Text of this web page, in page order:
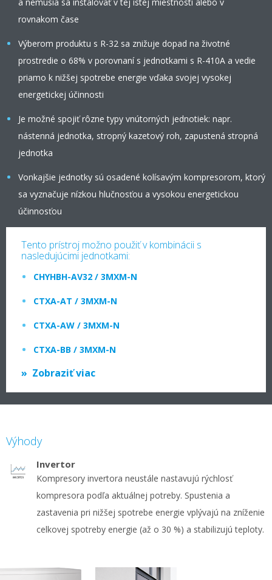
rovnakom čase
Výberom produktu s R-32 sa znižuje dopad na životné
prostredie o 68% v porovnaní s jednotkami s R-410A a vedie
priamo k nižšej spotrebe energie vďaka svojej vysokej
energetickej účinnosti
Je možné spojiť rôzne typy vnútorných jednotiek: napr.
nástenná jednotka, stropný kazetový roh, zapustená stropná
jednotka
Vonkajšie jednotky sú osadené kolísavým kompresorom, ktorý
sa vyznačuje nízkou hlučnosťou a vysokou energetickou
účinnosťou
Tento prístroj možno použiť v kombinácii s
nasledujúcimi jednotkami:
CHYHBH-AV32 / 3MXM-N
CTXA-AT / 3MXM-N
CTXA-AW / 3MXM-N
CTXA-BB / 3MXM-N
Zobraziť viac
Výhody
Invertor
Kompresory invertora neustále nastavujú rýchlosť
kompresora podľa aktuálnej potreby. Spustenia a
zastavenia pri nižšej spotrebe energie vplývajú na zníženie
celkovej spotreby energie (až o 30 %) a stabilizujú teploty.